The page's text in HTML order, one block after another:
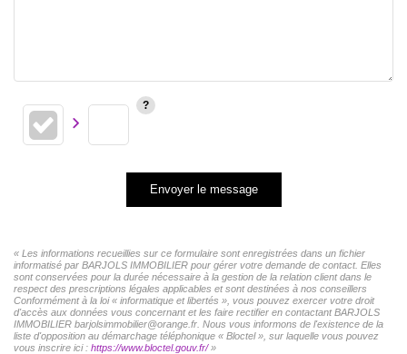
Envoyer le message
« Les informations recueillies sur ce formulaire sont enregistrées dans un fichier
informatisé par BARJOLS IMMOBILIER pour gérer votre demande de contact. Elles
sont conservées pour la durée nécessaire à la gestion de la relation client dans le
respect des prescriptions légales applicables et sont destinées à nos conseillers
Conformément à la loi « informatique et libertés », vous pouvez exercer votre droit
d'accès aux données vous concernant et les faire rectifier en contactant BARJOLS
IMMOBILIER barjolsimmobilier@orange.fr. Nous vous informons de l'existence de la
liste d'opposition au démarchage téléphonique « Bloctel », sur laquelle vous pouvez
vous inscrire ici : https://www.bloctel.gouv.fr/»